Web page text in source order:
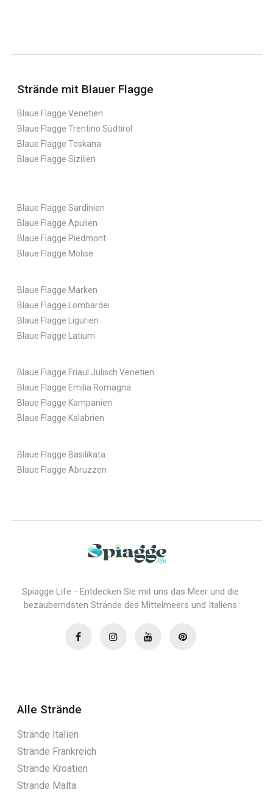
Strände mit Blauer Flagge
Blaue Flagge Venetien
Blaue Flagge Trentino Südtirol
Blaue Flagge Toskana
Blaue Flagge Sizilien
Blaue Flagge Sardinien
Blaue Flagge Apulien
Blaue Flagge Piedmont
Blaue Flagge Molise
Blaue Flagge Marken
Blaue Flagge Lombardei
Blaue Flagge Ligurien
Blaue Flagge Latium
Blaue Flagge Friaul Julisch Venetien
Blaue Flagge Emilia Romagna
Blaue Flagge Kampanien
Blaue Flagge Kalabrien
Blaue Flagge Basilikata
Blaue Flagge Abruzzen
Spiagge Life - Entdecken Sie mit uns das Meer und die
bezauberndsten Strände des Mittelmeers und Italiens
Alle Strände
Strände Italien
Strände Frankreich
Strände Kroatien
Strände Malta